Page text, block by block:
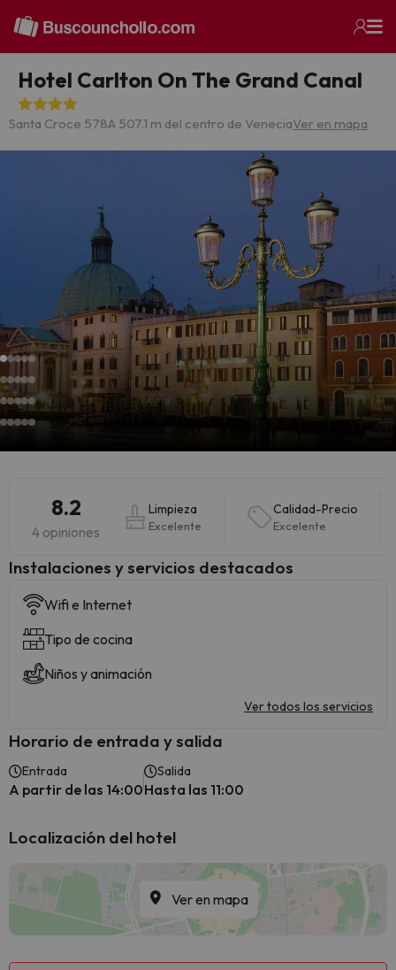
Hotel Carlton On The Grand Canal
Santa Croce 578A 507.1 m del centro de VeneciaVer en mapa
8.2
4 opiniones
Limpieza
Excelente
Calidad-Precio
Excelente
Instalaciones y servicios destacados
Wifi e Internet
Tipo de cocina
Niños y animación
Ver todos los servicios
Horario de entrada y salida
Entrada
A partir de las 14:00
Salida
Hasta las 11:00
Localización del hotel
Ver en mapa